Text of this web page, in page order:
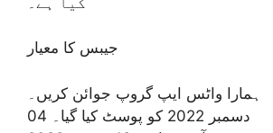
جیبس کا معیار
ہمارا واٹس ایپ گروپ جوائن کریں۔
04 دسمبر 2022 کو پوسٹ کیا گیا۔